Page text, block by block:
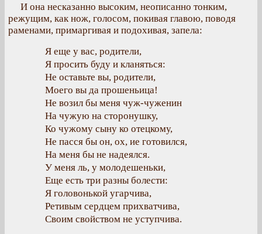
И она несказанно высоким, неописанно тонким,
режущим, как нож, голосом, покивая главою, поводя
раменами, примаргивая и подохивая, запела:
Я еще у вас, родители,
Я просить буду и кланяться:
Не оставьте вы, родители,
Моего вы да прошеньица!
Не возил бы меня чуж-чуженин
На чужую на сторонушку,
Ко чужому сыну ко отецкому,
Не пасся бы он, ох, ие готовился,
На меня бы не надеялся.
У меня ль, у молодешеньки,
Еще есть три разны болести:
Я головонькой угарчива,
Ретивым сердцем прихватчива,
Своим свойством не уступчива.